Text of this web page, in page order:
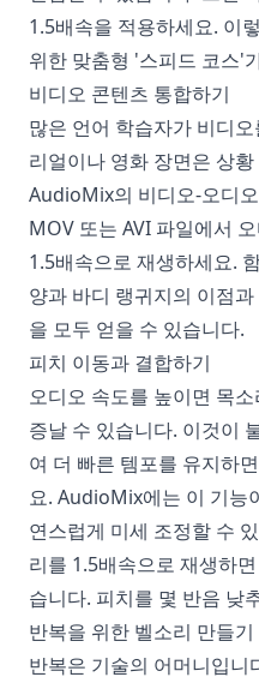
1.5배속을 적용하세요. 이
위한 맞춤형 '스피드 코스'
비디오 콘텐츠 통합하기
많은 언어 학습자가 비디
리얼이나 영화 장면은 상
AudioMix의 비디오-오디
MOV 또는 AVI 파일에서
1.5배속으로 재생하세요.
양과 바디 랭귀지의 이점
을 모두 얻을 수 있습니다.
피치 이동과 결합하기
오디오 속도를 높이면 목
증날 수 있습니다. 이것이
여 더 빠른 템포를 유지하
요. AudioMix에는 이 기능
연스럽게 미세 조정할 수
리를 1.5배속으로 재생하
습니다. 피치를 몇 반음 낮
반복을 위한 벨소리 만들기
반복은 기술의 어머니입